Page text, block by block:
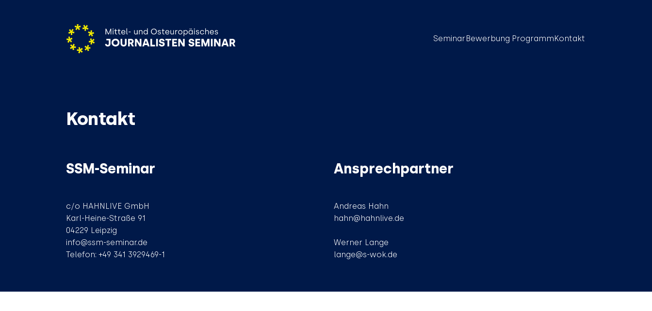
SeminarBewerbung ProgrammKontakt
Kontakt
SSM-Seminar
c/o HAHNLIVE GmbH
Karl-Heine-Straße 91
04229 Leipzig
info@ssm-seminar.de
Telefon: +49 341 3929469-1
Ansprechpartner
Andreas Hahn
hahn@hahnlive.de
Werner Lange
lange@s-wok.de